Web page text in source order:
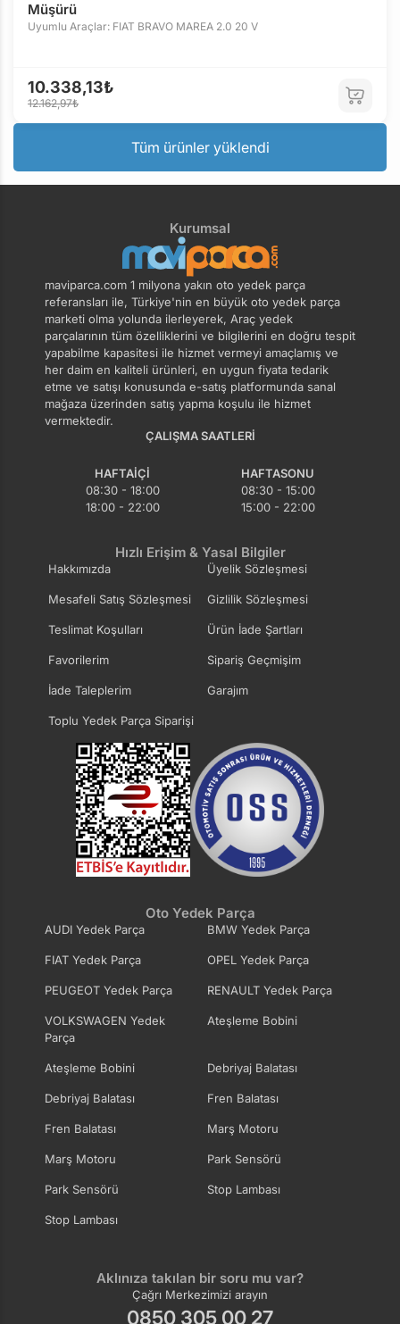
Müşürü
Uyumlu Araçlar: FIAT BRAVO MAREA 2.0 20 V
10.338,13₺
12.162,97₺
Tüm ürünler yüklendi
Kurumsal
maviparca.com 1 milyona yakın oto yedek parça
referansları ile, Türkiye'nin en büyük oto yedek parça
marketi olma yolunda ilerleyerek, Araç yedek
parçalarının tüm özelliklerini ve bilgilerini en doğru tespit
yapabilme kapasitesi ile hizmet vermeyi amaçlamış ve
her daim en kaliteli ürünleri, en uygun fiyata tedarik
etme ve satışı konusunda e-satış platformunda sanal
mağaza üzerinden satış yapma koşulu ile hizmet
vermektedir.
ÇALIŞMA SAATLERI
HAFTAIÇI
08:30 - 18:00
18:00 - 22:00
HAFTASONU
08:30 - 15:00
15:00 - 22:00
Hızlı Erişim & Yasal Bilgiler
Hakkımızda Üyelik Sözleşmesi
Mesafeli Satış Sözleşmesi Gizlilik Sözleşmesi
Teslimat Koşulları Ürün İade Şartları
Favorilerim Sipariş Geçmişim
İade Taleplerim Garajım
Toplu Yedek Parça Siparişi
Oto Yedek Parça
AUDI Yedek Parça BMW Yedek Parça
FIAT Yedek Parça OPEL Yedek Parça
PEUGEOT Yedek Parça RENAULT Yedek Parça
VOLKSWAGEN Yedek
Parça
Ateşleme Bobini
Ateşleme Bobini Debriyaj Balatası
Debriyaj Balatası Fren Balatası
Fren Balatası Marş Motoru
Marş Motoru Park Sensörü
Park Sensörü Stop Lambası
Stop Lambası
Aklınıza takılan bir soru mu var?
Çağrı Merkezimizi arayın
0850 305 00 27